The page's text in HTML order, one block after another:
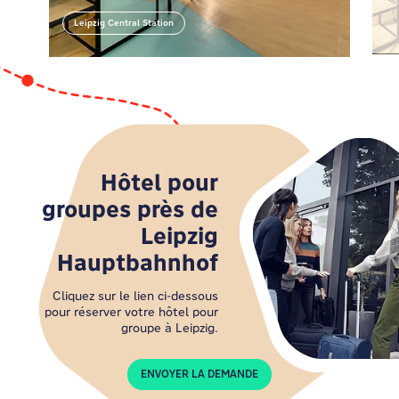
Leipzig Central Station
Leipzig Central Station
Hôtel pour
groupes près de
Leipzig
Hauptbahnhof
Cliquez sur le lien ci-dessous
pour réserver votre hôtel pour
groupe à Leipzig.
ENVOYER LA DEMANDE